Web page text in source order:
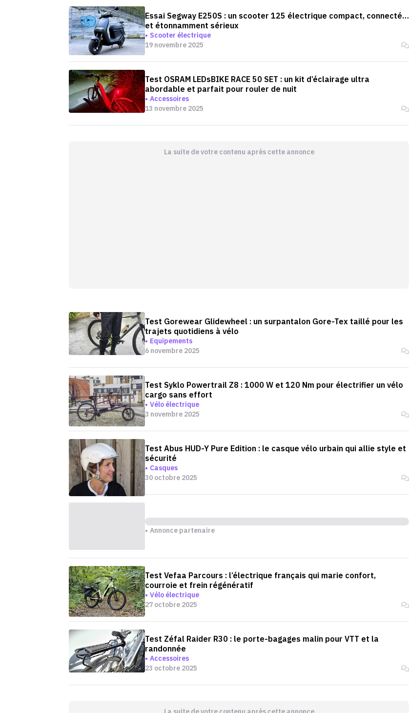
Essai Segway E250S : un scooter 125 électrique compact, connecté…
et étonnamment sérieux
Scooter électrique
19 novembre 2025
Test OSRAM LEDsBIKE RACE 50 SET : un kit d’éclairage ultra
abordable et parfait pour rouler de nuit
Accessoires
13 novembre 2025
La suite de votre contenu après cette annonce
Test Gorewear Glidewheel : un surpantalon Gore-Tex taillé pour les
trajets quotidiens à vélo
Equipements
6 novembre 2025
Test Syklo Powertrail Z8 : 1000 W et 120 Nm pour électrifier un vélo
cargo sans effort
Vélo électrique
3 novembre 2025
Test Abus HUD-Y Pure Edition : le casque vélo urbain qui allie style et
sécurité
Casques
30 octobre 2025
Annonce partenaire
Test Vefaa Parcours : l’électrique français qui marie confort,
courroie et frein régénératif
Vélo électrique
27 octobre 2025
Test Zéfal Raider R30 : le porte-bagages malin pour VTT et la
randonnée
Accessoires
23 octobre 2025